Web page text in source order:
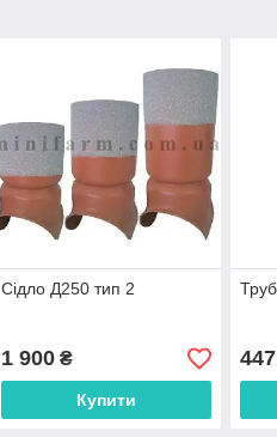
Сідло Д250 тип 2
1 900₴
Купити
447